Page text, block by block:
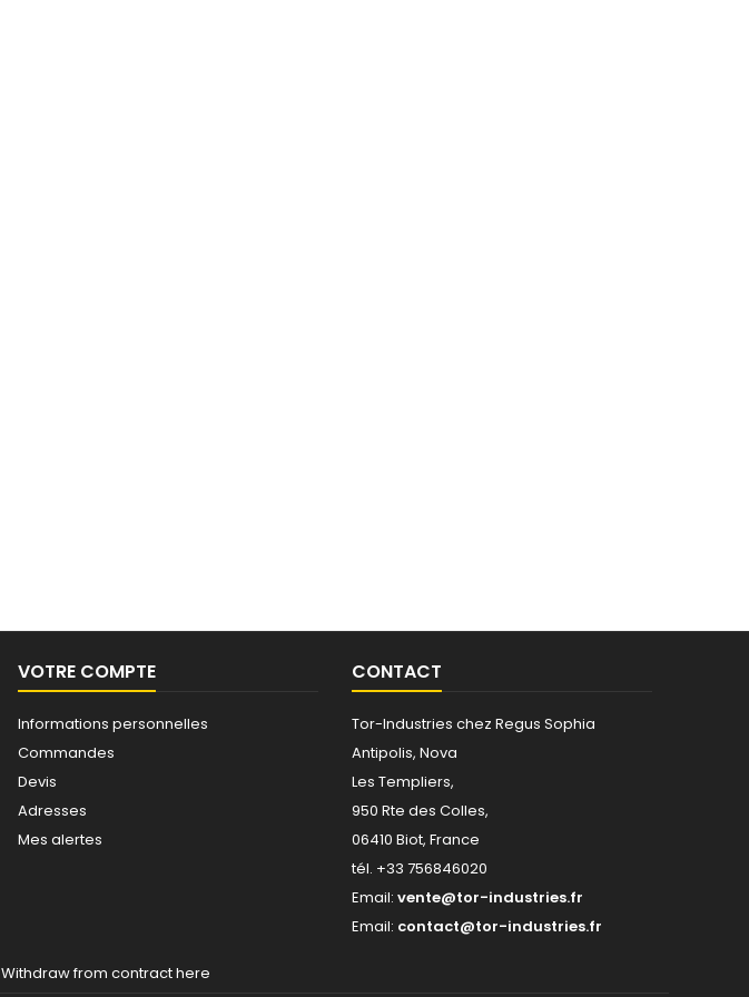
VOTRE COMPTE
Informations personnelles
Commandes
Devis
Adresses
Mes alertes
CONTACT
Tor-Industries chez Regus Sophia
Antipolis, Nova
Les Templiers,
950 Rte des Colles,
06410 Biot, France
tél. +33 756846020
Email: vente@tor-industries.fr
Email: contact@tor-industries.fr
Withdraw from contract here